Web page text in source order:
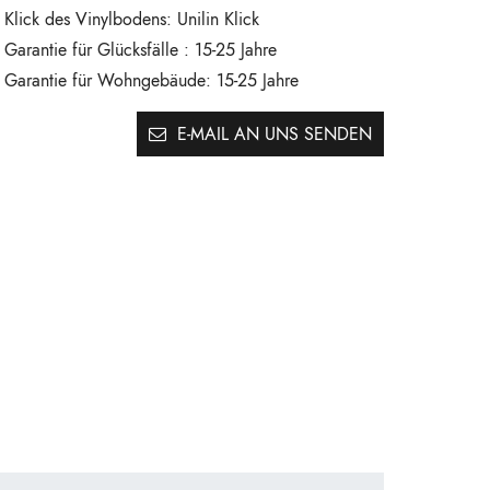
Klick des Vinylbodens: Unilin Klick
Garantie für Glücksfälle : 15-25 Jahre
Garantie für Wohngebäude: 15-25 Jahre
E-MAIL AN UNS SENDEN